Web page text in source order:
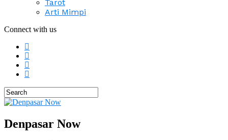
Tarot
Arti Mimpi
Connect with us
Denpasar Now